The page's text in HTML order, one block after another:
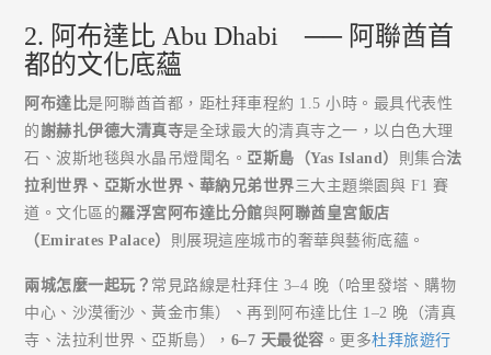
2. 阿布達比 Abu Dhabi ── 阿聯酋首
都的文化底蘊
阿布達比是阿聯酋首都，距杜拜車程約 1.5 小時。最具代表性
的 謝赫扎伊德大清真寺是全球最大的清真寺之一，以白色大理
石、波斯地毯與水晶吊燈聞名。 亞斯島（Yas Island） 則集合法
拉利世界、亞斯水世界、華納兄弟世界三大主題樂園與 F1 賽
道。文化區的羅浮宮阿布達比分館與阿聯酋皇宮飯店
（Emirates Palace） 則展現這座城市的奢華與藝術底蘊。
兩城怎麼一起玩？ 常見路線是杜拜住 3–4 晚（哈里發塔、購物
中心、沙漠衝沙、黃金市集）、再到阿布達比住 1–2 晚（清真
寺、法拉利世界、亞斯島）， 6–7 天最從容 。更多杜拜旅遊行